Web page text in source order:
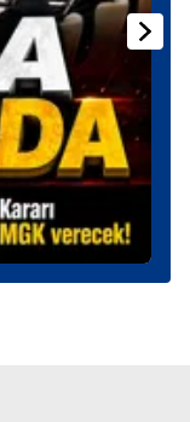
çeşitli kişisel
bilgi
daha işlevsel
yönelik
amaçlarıyla
alan panel
detaylı bilgi